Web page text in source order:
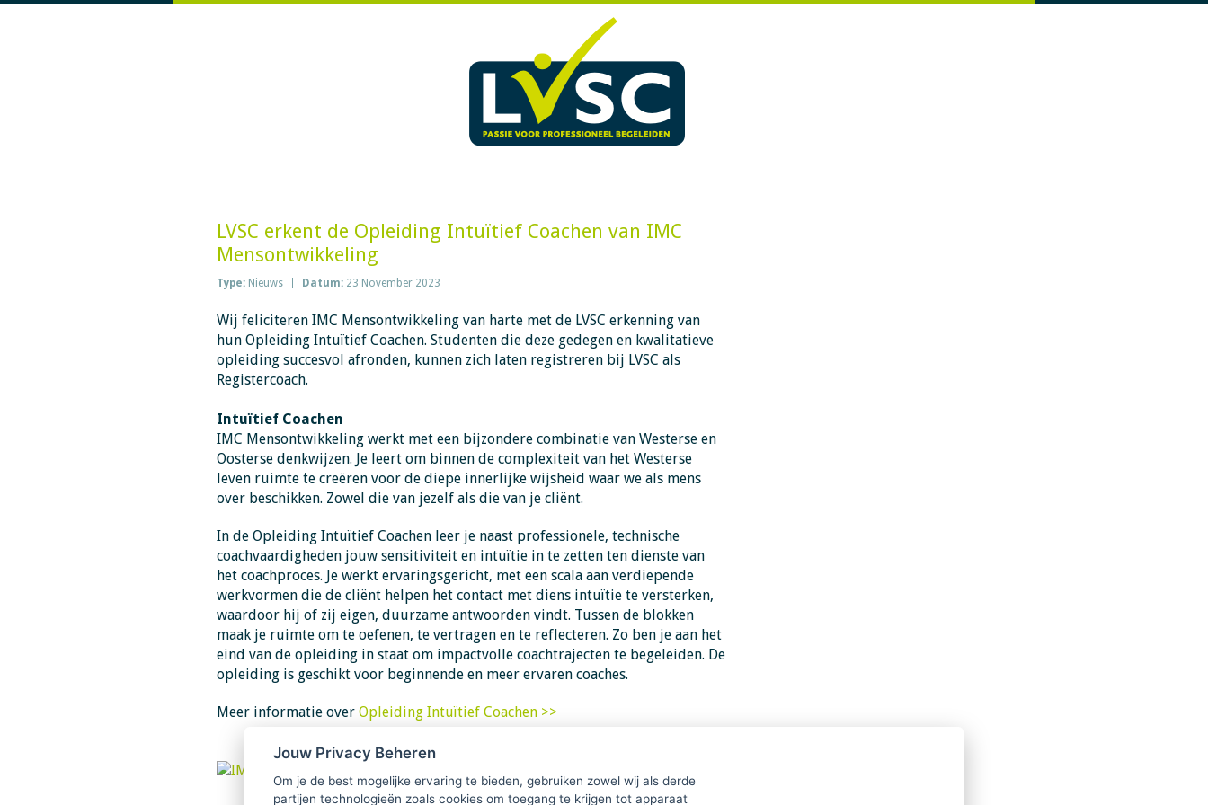
LVSC erkent de Opleiding Intuïtief Coachen van IMC
Mensontwikkeling
Type: Nieuws Datum: 23 November 2023
Wij feliciteren IMC Mensontwikkeling van harte met de LVSC erkenning van
hun Opleiding Intuïtief Coachen. Studenten die deze gedegen en kwalitatieve
opleiding succesvol afronden, kunnen zich laten registreren bij LVSC als
Registercoach.
Intuïtief Coachen
IMC Mensontwikkeling werkt met een bijzondere combinatie van Westerse en
Oosterse denkwijzen. Je leert om binnen de complexiteit van het Westerse
leven ruimte te creëren voor de diepe innerlijke wijsheid waar we als mens
over beschikken. Zowel die van jezelf als die van je cliënt.
In de Opleiding Intuïtief Coachen leer je naast professionele, technische
coachvaardigheden jouw sensitiviteit en intuïtie in te zetten ten dienste van
het coachproces. Je werkt ervaringsgericht, met een scala aan verdiepende
werkvormen die de cliënt helpen het contact met diens intuïtie te versterken,
waardoor hij of zij eigen, duurzame antwoorden vindt. Tussen de blokken
maak je ruimte om te oefenen, te vertragen en te reflecteren. Zo ben je aan het
eind van de opleiding in staat om impactvolle coachtrajecten te begeleiden. De
opleiding is geschikt voor beginnende en meer ervaren coaches.
Meer informatie over Opleiding Intuïtief Coachen >>
Jouw Privacy Beheren
Om je de best mogelijke ervaring te bieden, gebruiken zowel wij als derde
partijen technologieën zoals cookies om toegang te krijgen tot apparaat